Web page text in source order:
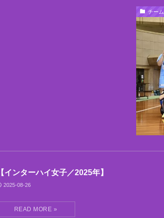
チー
【インターハイ女子／2025年】
2025-08-26